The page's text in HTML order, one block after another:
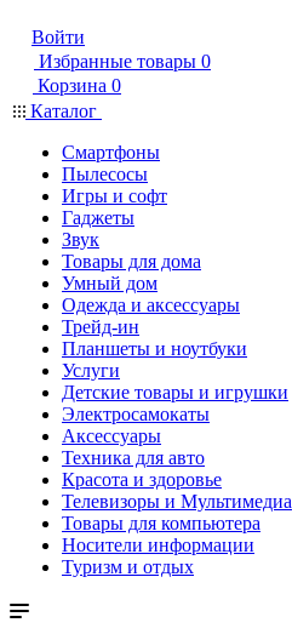
Войти
Избранные товары 0
Корзина 0
Каталог
Смартфоны
Пылесосы
Игры и софт
Гаджеты
Звук
Товары для дома
Умный дом
Одежда и аксессуары
Трейд-ин
Планшеты и ноутбуки
Услуги
Детские товары и игрушки
Электросамокаты
Аксессуары
Техника для авто
Красота и здоровье
Телевизоры и Мультимедиа
Товары для компьютера
Носители информации
Туризм и отдых